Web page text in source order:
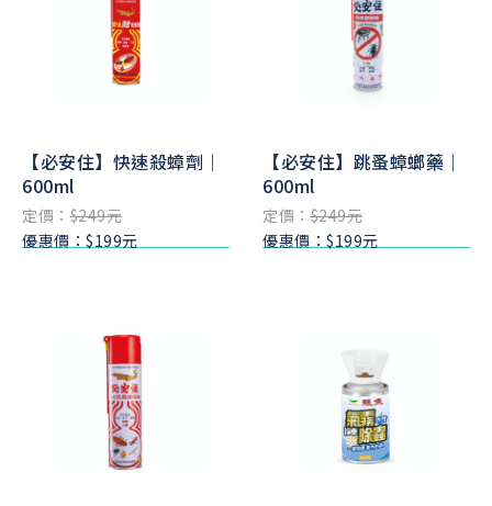
【必安住】快速殺蟑劑｜
600ml
定價：$249元
優惠價：$199元
【必安住】跳蚤蟑螂藥｜
600ml
定價：$249元
優惠價：$199元